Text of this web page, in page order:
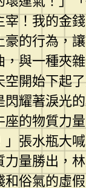
宰！我的金
豪的行為，
，與一種夾
空開始下起
耀著淚光
座的物質力
」張水瓶大
力量勝出，
和俗氣的虛